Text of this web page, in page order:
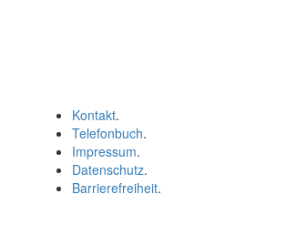
Kontakt.
Telefonbuch.
Impressum.
Datenschutz.
Barrierefreiheit.